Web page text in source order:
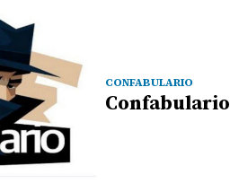
CONFABULARIO
Confabulario